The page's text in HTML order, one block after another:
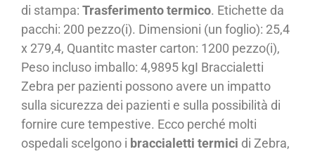
di stampa: Trasferimento termico. Etichette da
pacchi: 200 pezzo(i). Dimensioni (un foglio): 25,4
x 279,4, Quantitc master carton: 1200 pezzo(i),
Peso incluso imballo: 4,9895 kgI Braccialetti
Zebra per pazienti possono avere un impatto
sulla sicurezza dei pazienti e sulla possibilità di
fornire cure tempestive. Ecco perché molti
ospedali scelgono i braccialetti termici di Zebra,